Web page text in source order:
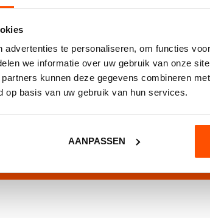
advertenties te personaliseren, om functies
we informatie over uw gebruik van onze
kunnen deze gegevens combineren
op basis van uw gebruik van hun services.
AANPASSEN
Contact opnemen
Heeft u interesse of wilt u meer weten?
VERZENDEN